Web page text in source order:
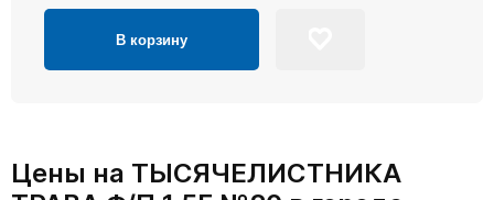
В корзину
Цены на ТЫСЯЧЕЛИСТНИКА